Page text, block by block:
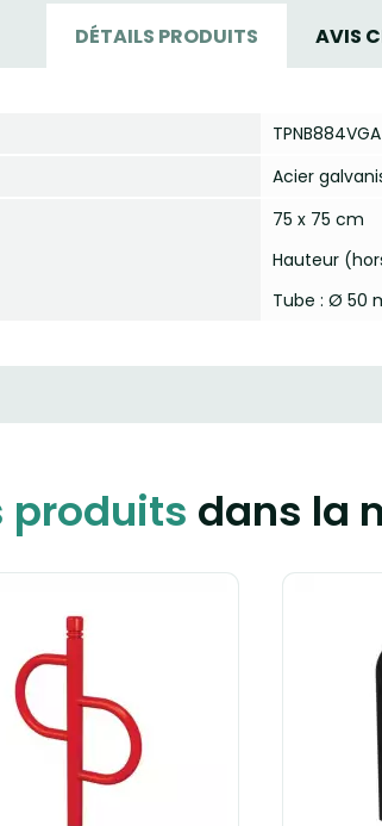
DÉTAILS PRODUITS AVIS
TPNB884VGA
Acier
75 x 75 cm
Hauteur
Tube : Ø 50
produits dans la